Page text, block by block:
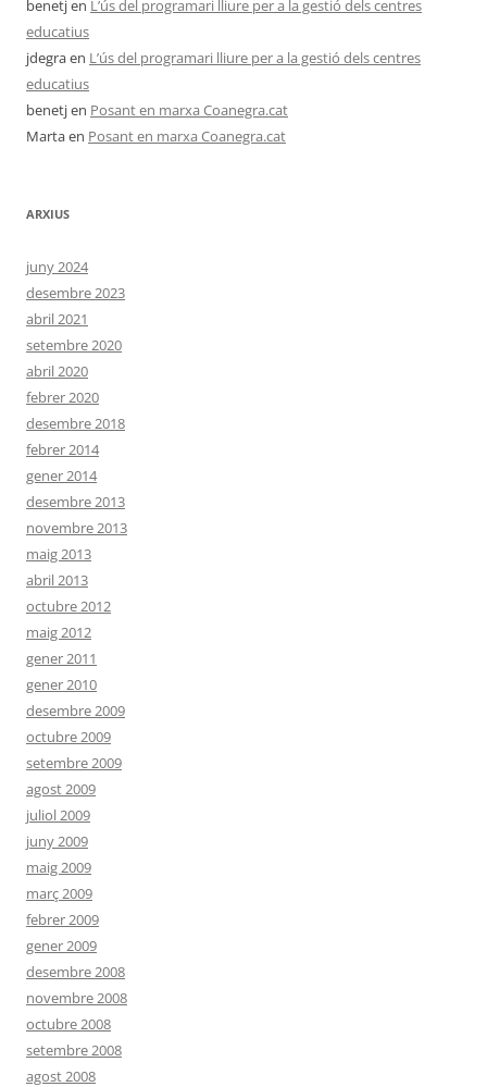
benetjen L’ús del programari lliure per a la gestió dels centres
educatius
jdegraen L’ús del programari lliure per a la gestió dels centres
educatius
benetjen Posant en marxa Coanegra.cat
Martaen Posant en marxa Coanegra.cat
ARXIUS
juny 2024
desembre 2023
abril 2021
setembre 2020
abril 2020
febrer 2020
desembre 2018
febrer 2014
gener 2014
desembre 2013
novembre 2013
maig 2013
abril 2013
octubre 2012
maig 2012
gener 2011
gener 2010
desembre 2009
octubre 2009
setembre 2009
agost 2009
juliol 2009
juny 2009
maig 2009
març 2009
febrer 2009
gener 2009
desembre 2008
novembre 2008
octubre 2008
setembre 2008
agost 2008